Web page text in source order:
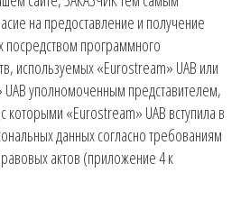
на предоставление и получение
посредством программного
используемых «Eurostream» UAB или
уполномоченным представителем,
которыми «Eurostream» UAB вступила в
данных согласно требованиям
актов (приложение 4 к